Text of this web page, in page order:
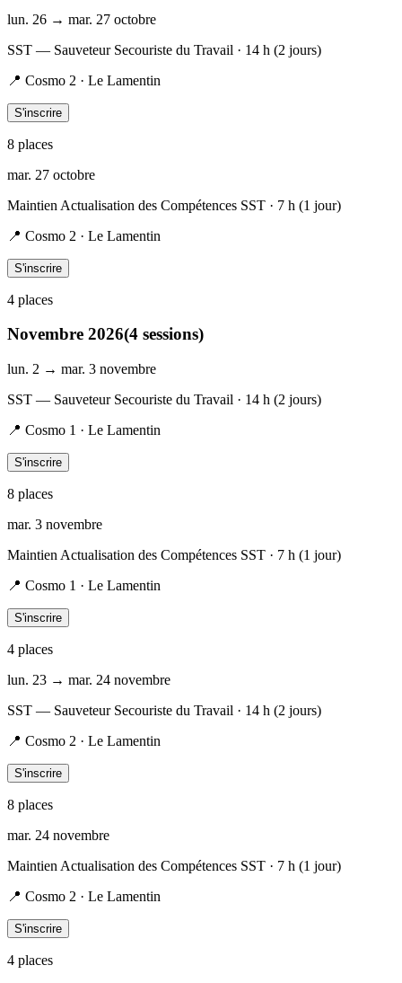
lun. 26 → mar. 27 octobre
SST — Sauveteur Secouriste du Travail · 14 h (2 jours)
📍 Cosmo 2 · Le Lamentin
S'inscrire
8 places
mar. 27 octobre
Maintien Actualisation des Compétences SST · 7 h (1 jour)
📍 Cosmo 2 · Le Lamentin
S'inscrire
4 places
Novembre 2026(4 sessions)
lun. 2 → mar. 3 novembre
SST — Sauveteur Secouriste du Travail · 14 h (2 jours)
📍 Cosmo 1 · Le Lamentin
S'inscrire
8 places
mar. 3 novembre
Maintien Actualisation des Compétences SST · 7 h (1 jour)
📍 Cosmo 1 · Le Lamentin
S'inscrire
4 places
lun. 23 → mar. 24 novembre
SST — Sauveteur Secouriste du Travail · 14 h (2 jours)
📍 Cosmo 2 · Le Lamentin
S'inscrire
8 places
mar. 24 novembre
Maintien Actualisation des Compétences SST · 7 h (1 jour)
📍 Cosmo 2 · Le Lamentin
S'inscrire
4 places